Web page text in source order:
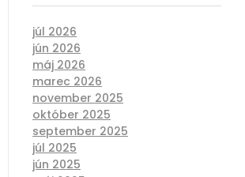
júl 2026
jún 2026
máj 2026
marec 2026
november 2025
október 2025
september 2025
júl 2025
jún 2025